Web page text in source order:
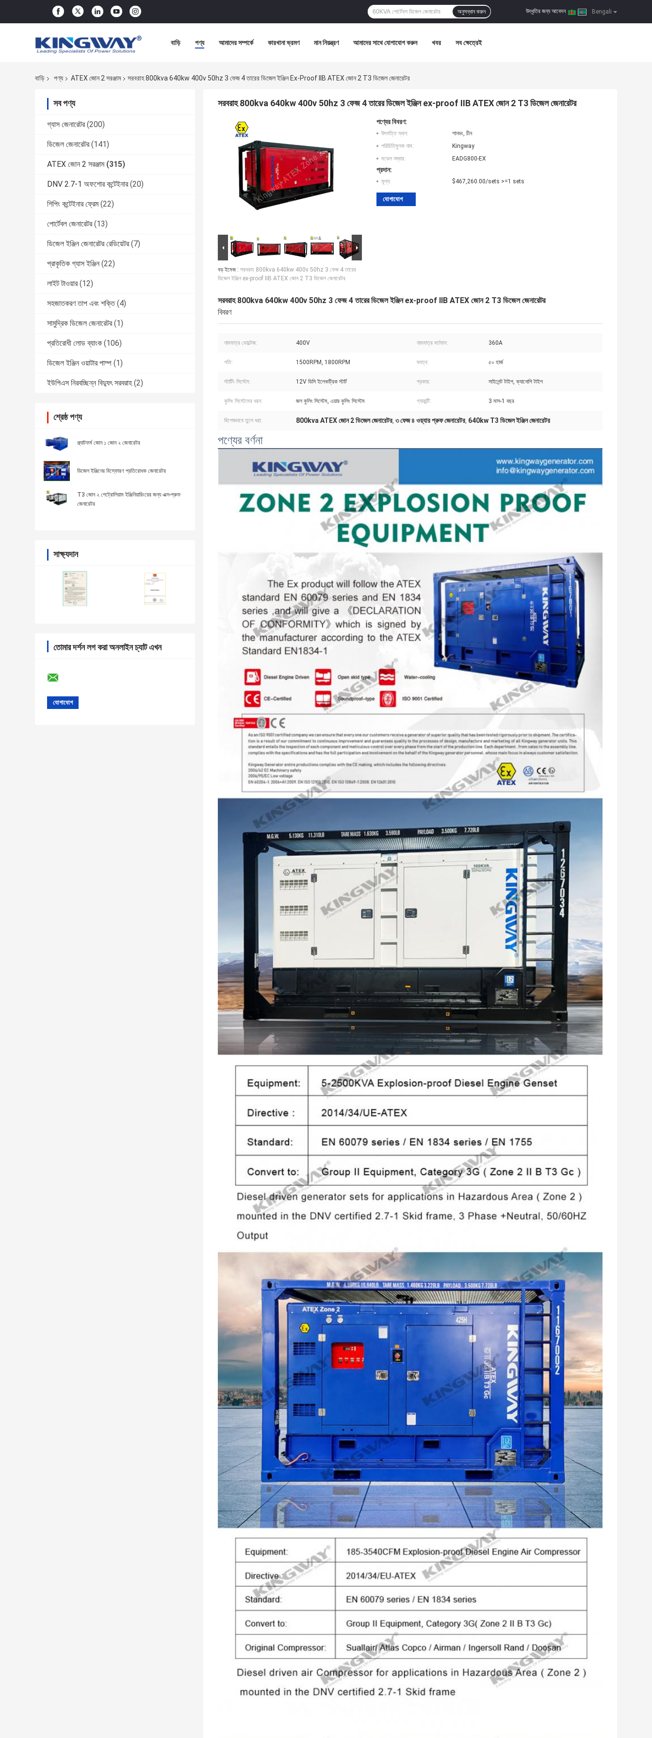
Bengali
উদ্ধৃতির জন্য আবেদন |
অনুসন্ধান করুন
বাড়ি পণ্য আমাদের সম্পর্কে কারখানা ভ্রমণ মান নিয়ন্ত্রণ আমাদের সাথে যোগাযোগ করুন খবর সব ক্ষেত্রেই
বাড়ি পণ্য ATEX জোন 2 সরঞ্জাম সরবরাহ 800kva 640kw 400v 50hz 3 ফেজ 4 তারের ডিজেল ইঞ্জিন Ex-Proof IIB ATEX জোন 2 T3 ডিজেল জেনারেটর
সব পণ্য
গ্যাস জেনারেটর (200)
ডিজেল জেনারেটর (141)
ATEX জোন 2 সরঞ্জাম (315)
DNV 2.7-1 অফশোর কন্টেইনার (20)
শিপিং কন্টেইনার ফ্রেম (22)
পোর্টেবল জেনারেটর (13)
ডিজেল ইঞ্জিন জেনারেটর রেডিয়েটর (7)
প্রাকৃতিক গ্যাস ইঞ্জিন (22)
লাইট টাওয়ার (12)
সহজাতকরণ তাপ এবং শক্তি (4)
সামুদ্রিক ডিজেল জেনারেটর (1)
প্রতিরোধী লোড ব্যাংক (106)
ডিজেল ইঞ্জিন ওয়াটার পাম্প (1)
ইউপিএস নিরবচ্ছিন্ন বিদ্যুৎ সরবরাহ (2)
শ্রেষ্ঠ পণ্য
প্ল্যাটফর্ম জোন ১ জোন ২ জেনারেটর
ডিজেল ইঞ্জিনের বিস্ফোরণ প্রতিরোধক জেনারেটর
T3 জোন ২ পেট্রোলিয়াম ইঞ্জিনিয়ারিংয়ের জন্য এক্স-প্রুফ
জেনারেটর
সাক্ষ্যদান
তোমার দর্শন লগ করা অনলাইন চ্যাট এখন
সরবরাহ 800kva 640kw 400v 50hz 3 ফেজ 4 তারের ডিজেল ইঞ্জিন ex-proof IIB ATEX জোন 2 T3 ডিজেল জেনারেটর
বড় ইমেজ : সরবরাহ 800kva 640kw 400v 50hz 3 ফেজ 4 তারের
ডিজেল ইঞ্জিন ex-proof IIB ATEX জোন 2 T3 ডিজেল জেনারেটর
পণ্যের বিবরণ:
উৎপত্তি স্থল:
শানডং, চীন
পরিচিতিমুলক নাম:
Kingway
মডেল নম্বার:
EADG800-EX
প্রদান:
মূল্য: $467,260.00/sets >=1 sets
যোগাযোগ
সরবরাহ 800kva 640kw 400v 50hz 3 ফেজ 4 তারের ডিজেল ইঞ্জিন ex-proof IIB ATEX জোন 2 T3 ডিজেল জেনারেটর
বিবরণ
নামমাত্র ভোল্টেজ: 400V নামমাত্র বর্তমান: 360A
গতি: 1500RPM, 1800RPM ঘনত্ব: ৫০ হার্জ
স্টার্টিং সিস্টেম: 12V ডিসি ইলেকট্রিক স্টার্ট প্রকার: সাইলেন্ট টাইপ, ক্যানোপি টাইপ
কুলিং সিস্টেমের ধরন: জল কুলিং সিস্টেম, এয়ার কুলিং সিস্টেম গ্যারান্টি: 3 মাস-1 বছর
বিশেষভাবে তুলে ধরা: 800kva ATEX জোন 2 ডিজেল জেনারেটর, ৩ ফেজ ৪ ওয়্যার প্রুফ জেনারেটর, 640kw T3 ডিজেল ইঞ্জিন জেনারেটর
পণ্যের বর্ণনা